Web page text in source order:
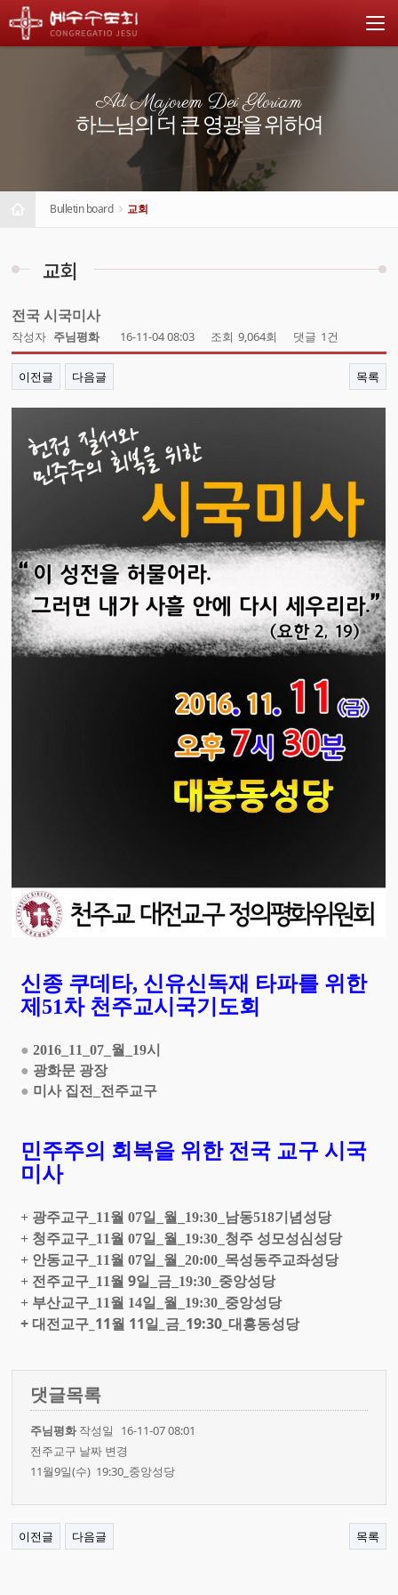
Ad Majorem Dei Gloriam
하느님의 더 큰 영광을 위하여
Bulletin board 교회
교회
전국 시국미사
작성자 주님평화 16-11-04 08:03 조회 9,064회 댓글 1건
이전글 다음글 목록
신종 쿠데타, 신유신독재 타파를 위한
제51차천주교시국기도회
● 2016_11_07_ 월 _19시
● 광화문 광장
● 미사 집전 전주교구
민주주의 회복을 위한 전국 교구 시국
미사
+ 광주교구 _11월07일 월 _19:30_ 남동518기념성당
+ 청주교구 _11월07일 월 _19:30_ 청주 성모성심성당
+ 안동교구 _11월07일 월 _20:00_ 목성동주교좌성당
+ 전주교구 _11월 9일 금 _19:30_ 중앙성당
+ 부산교구 _11월 14일 월 _19:30_ 중앙성당
+ 대전교구_11월 11일_금_19:30_대흥동성당
댓글목록
주님평화작성일
16-11-07 08:01
전주교구 날짜 변경
11월9일(수) 19:30_중앙성당
이전글 다음글 목록